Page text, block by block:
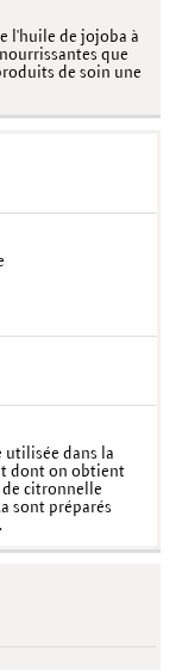
l'huile de jojoba à
que
de soin une
utilisée dans la
dont on obtient
citronnelle
sont préparés